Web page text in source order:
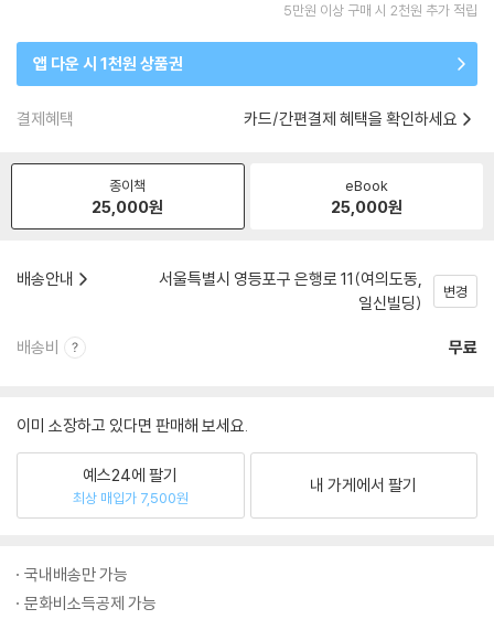
5만원 이상 구매 시 2천원 추가 적립
앱 다운 시 1천원 상품권
결제혜택 카드/간편결제 혜택을 확인하세요
종이책
25,000원
eBook
25,000원
배송안내
서울특별시 영등포구 은행로 11(여의도동,
일신빌딩)
변경
배송비 무료
이미 소장하고 있다면 판매해 보세요.
예스24에 팔기
최상 매입가 7,500원
내 가게에서 팔기
국내배송만 가능
문화비소득공제 가능